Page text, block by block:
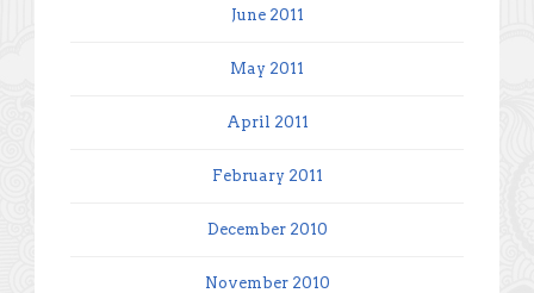
June 2011
May 2011
April 2011
February 2011
December 2010
November 2010